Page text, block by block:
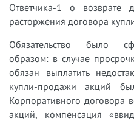
Ответчика-1 о возврате
расторжения договора
Обязательство было
образом: в случае
обязан выплатить
купли-продажи акций
Корпоративного договора
акций, компенсация